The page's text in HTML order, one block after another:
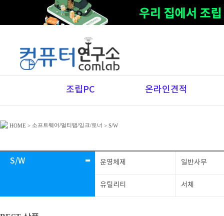
조립PC 온라인견적
HOME > 소프트웨어/멀티탭/잉크/토너 > S/W
S/W - 운영체제 일반사무
유틸리티 서체